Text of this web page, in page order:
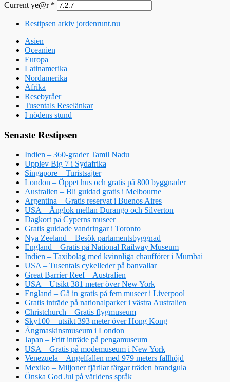
Current ye@r *
Restipsen arkiv jordenrunt.nu
Asien
Oceanien
Europa
Latinamerika
Nordamerika
Afrika
Resebyråer
Tusentals Reselänkar
I nödens stund
Senaste Restipsen
Indien – 360-grader Tamil Nadu
Upplev Big 7 i Sydafrika
Singapore – Turistsajter
London – Öppet hus och gratis på 800 byggnader
Australien – Bli guidad gratis i Melbourne
Argentina – Gratis reservat i Buenos Aires
USA – Ånglok mellan Durango och Silverton
Dagkort på Cyperns museer
Gratis guidade vandringar i Toronto
Nya Zeeland – Besök parlamentsbyggnad
England – Gratis på National Railway Museum
Indien – Taxibolag med kvinnliga chaufförer i Mumbai
USA – Tusentals cykelleder på banvallar
Great Barrier Reef – Australien
USA – Utsikt 381 meter över New York
England – Gå in gratis på fem museer i Liverpool
Gratis inträde på nationalparker i västra Australien
Christchurch – Gratis flygmuseum
Sky100 – utsikt 393 meter över Hong Kong
Ångmaskinsmuseum i London
Japan – Fritt inträde på pengamuseum
USA – Gratis på modemuseum i New York
Venezuela – Angelfallen med 979 meters fallhöjd
Mexiko – Miljoner fjärilar färgar träden brandgula
Önska God Jul på världens språk